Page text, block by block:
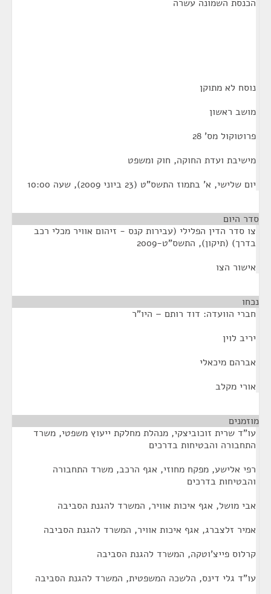
הכנסת השמונה עשרה
נוסח לא מתוקן
מושב ראשון
פרוטוקול מס' 28
מישיבת ועדת החוקה, חוק ומשפט
יום שלישי, א' בתמוז התשס"ט (23 ביוני 2009), שעה 10:00
סדר היום
צו סדר הדין הפלילי (עבירות קנס - זיהום אוויר מכלי רכב
בדרך) (תיקון), התשס"ט-2009
אישור הצו
נכחו
חברי הוועדה: דוד רותם – היו"ר
יריב לוין
אברהם מיכאלי
אורי מקלב
מוזמנים
עו"ד שרית זוכוביצקי, מנהלת מחלקת ייעוץ משפטי, משרד
התחבורה והבטיחות בדרכים
רפי אלישע, מפקח מחוזי, אגף הרכב, משרד התחבורה
והבטיחות בדרכים
אבי מושל, אגף איכות אוויר, המשרד להגנת הסביבה
אמיר זלצברג, אגף איכות אוויר, המשרד להגנת הסביבה
קרלוס פייצ'וטקה, המשרד להגנת הסביבה
עו"ד גלי דינס, הלשכה המשפטית, המשרד להגנת הסביבה